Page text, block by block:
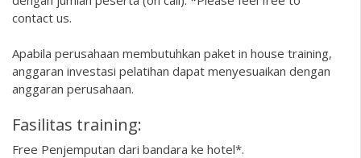
contact us.
Apabila perusahaan membutuhkan paket in house training,
anggaran investasi pelatihan dapat menyesuaikan dengan
anggaran perusahaan.
Fasilitas training:
Free Penjemputan dari bandara ke hotel*.